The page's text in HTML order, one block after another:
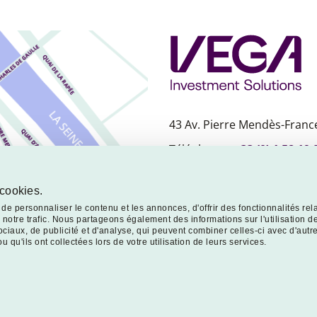
personnaliser le contenu et les annonces, d'offrir des fonctionnalités
trafic. Nous partageons également des informations sur l'utilisation
de publicité et d'analyse, qui peuvent combiner celles-ci avec
qu'ils ont collectées lors de votre utilisation de leurs services.
43 Av. Pierre Mendès-
Téléphone :
+33 (0) 1 58 19